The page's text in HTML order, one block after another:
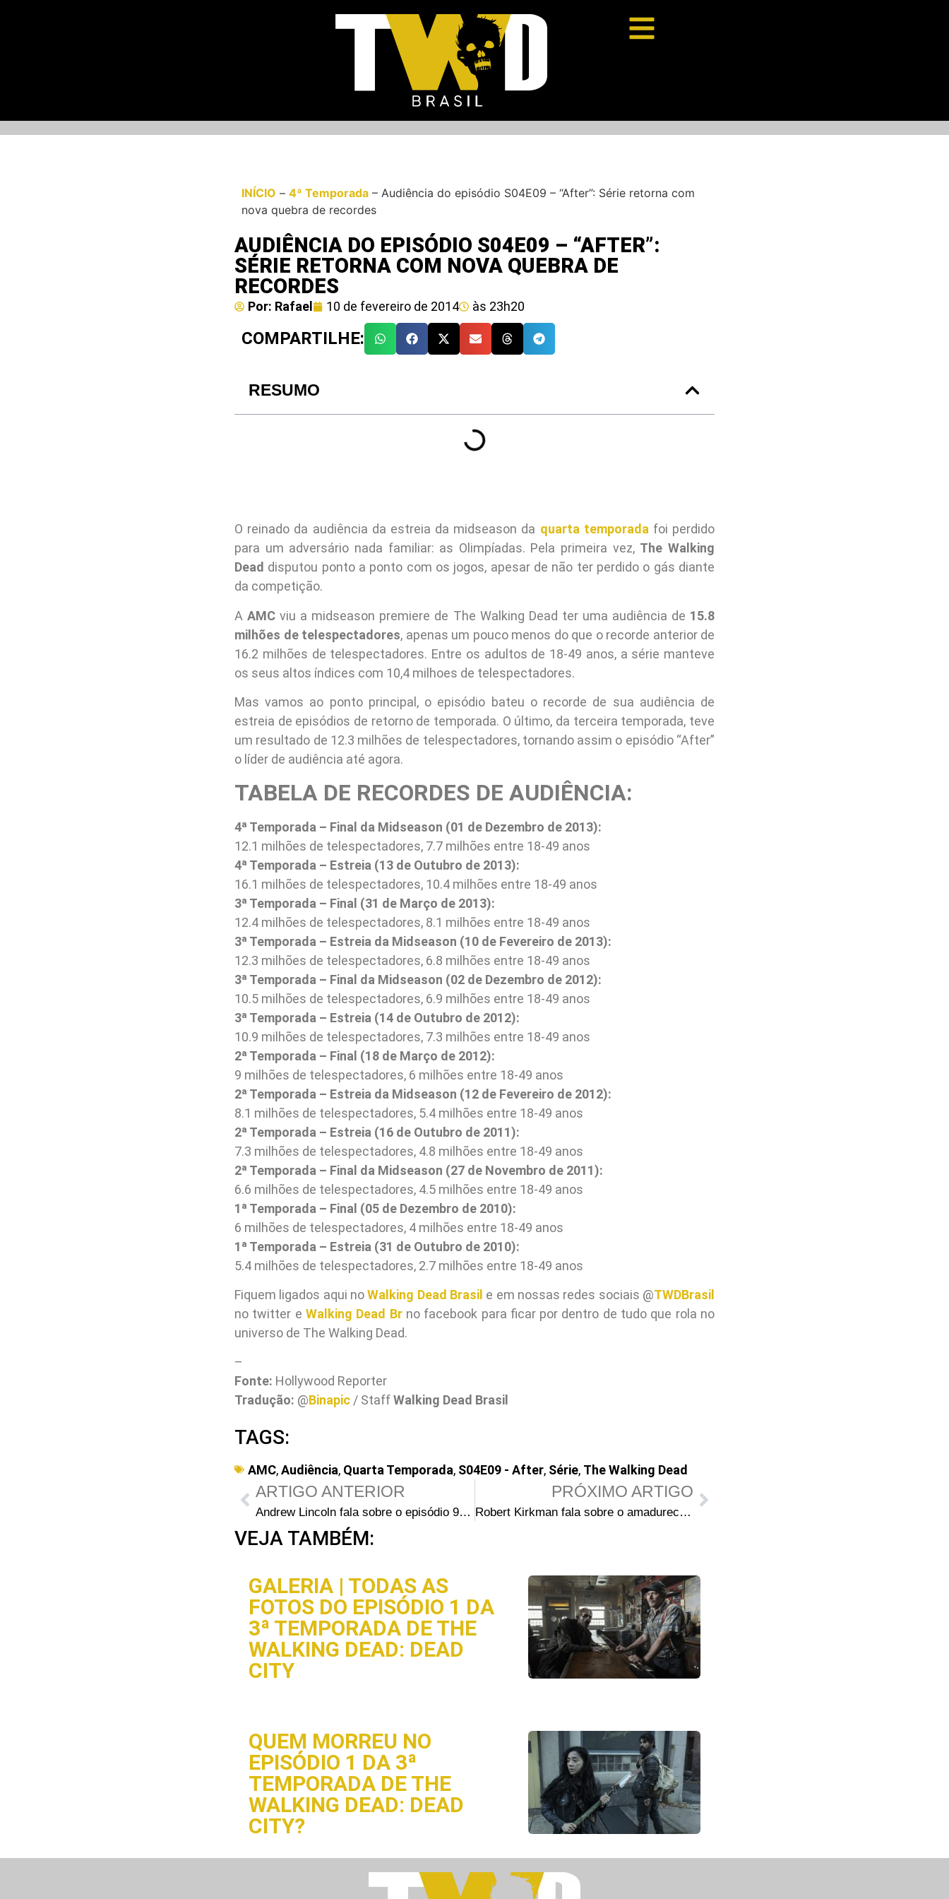
INÍCIO – 4ª Temporada – Audiência do episódio S04E09 – “After”: Série retorna com
nova quebra de recordes
AUDIÊNCIA DO EPISÓDIO S04E09 – “AFTER”:
SÉRIE RETORNA COM NOVA QUEBRA DE
RECORDES
Por: Rafael 10 de fevereiro de 2014 às 23h20
COMPARTILHE:
RESUMO
O reinado da audiência da estreia da midseason da quarta temporadafoi perdido
para um adversário nada familiar: as Olimpíadas. Pela primeira vez, The Walking
Dead disputou ponto a ponto com os jogos, apesar de não ter perdido o gás diante
da competição.
AAMC viu a midseason premiere de The Walking Dead ter uma audiência de 15.8
milhões de telespectadores, apenas um pouco menos do que o recorde anterior de
16.2 milhões de telespectadores. Entre os adultos de 18-49 anos, a série manteve
os seus altos índices com 10,4 milhoes de telespectadores.
Mas vamos ao ponto principal, o episódio bateu o recorde de sua audiência de
estreia de episódios de retorno de temporada. O último, da terceira temporada, teve
um resultado de 12.3 milhões de telespectadores, tornando assim o episódio “After”
o líder de audiência até agora.
TABELA DE RECORDES DE AUDIÊNCIA:
4ª Temporada – Final da Midseason (01 de Dezembro de 2013):
12.1 milhões de telespectadores, 7.7 milhões entre 18-49 anos
4ª Temporada – Estreia (13 de Outubro de 2013):
16.1 milhões de telespectadores, 10.4 milhões entre 18-49 anos
3ª Temporada – Final (31 de Março de 2013):
12.4 milhões de telespectadores, 8.1 milhões entre 18-49 anos
3ª Temporada – Estreia da Midseason (10 de Fevereiro de 2013):
12.3 milhões de telespectadores, 6.8 milhões entre 18-49 anos
3ª Temporada – Final da Midseason (02 de Dezembro de 2012):
10.5 milhões de telespectadores, 6.9 milhões entre 18-49 anos
3ª Temporada – Estreia (14 de Outubro de 2012):
10.9 milhões de telespectadores, 7.3 milhões entre 18-49 anos
2ª Temporada – Final (18 de Março de 2012):
9 milhões de telespectadores, 6 milhões entre 18-49 anos
2ª Temporada – Estreia da Midseason (12 de Fevereiro de 2012):
8.1 milhões de telespectadores, 5.4 milhões entre 18-49 anos
2ª Temporada – Estreia (16 de Outubro de 2011):
7.3 milhões de telespectadores, 4.8 milhões entre 18-49 anos
2ª Temporada – Final da Midseason (27 de Novembro de 2011):
6.6 milhões de telespectadores, 4.5 milhões entre 18-49 anos
1ª Temporada – Final (05 de Dezembro de 2010):
6 milhões de telespectadores, 4 milhões entre 18-49 anos
1ª Temporada – Estreia (31 de Outubro de 2010):
5.4 milhões de telespectadores, 2.7 milhões entre 18-49 anos
Fiquem ligados aqui noWalking Dead Brasil e em nossas redes sociais @TWDBrasil
no twitter e Walking Dead Brno facebook para ficar por dentro de tudo que rola no
universo de The Walking Dead.
–
Fonte: Hollywood Reporter
Tradução: @Binapic / StaffWalking Dead Brasil
TAGS:
AMC,Audiência, Quarta Temporada, S04E09 - After, Série, The Walking Dead
ARTIGO ANTERIOR
Andrew Lincoln fala sobre o episódio 9 “After” e comenta a nova relação de Rick com Carl
PRÓXIMO ARTIGO
Robert Kirkman fala sobre o amadurecimento de Carl e o “pesadelo flashback” da Michonne
VEJA TAMBÉM:
GALERIA | TODAS AS
FOTOS DO EPISÓDIO 1 DA
3ª TEMPORADA DE THE
WALKING DEAD: DEAD
CITY
QUEM MORREU NO
EPISÓDIO 1 DA 3ª
TEMPORADA DE THE
WALKING DEAD: DEAD
CITY?